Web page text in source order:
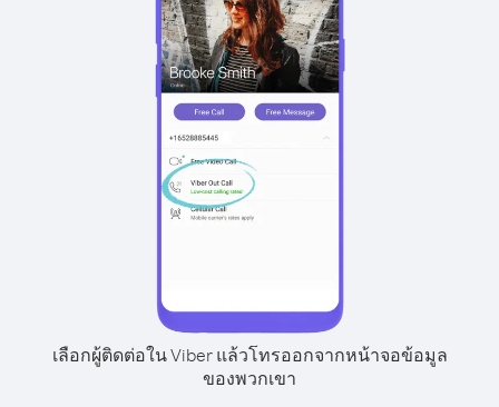
เลือกผู้ติดต่อใน Viber แล้วโทรออกจากหน้าจอข้อมูล
ของพวกเขา